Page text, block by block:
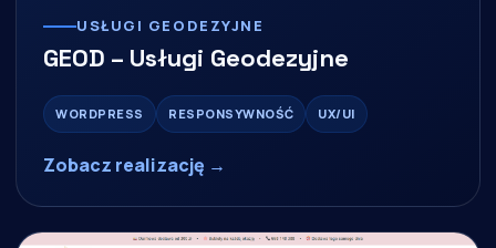
USŁUGI GEODEZYJNE
GEOD – Usługi Geodezyjne
WORDPRESS RESPONSYWNOŚĆ UX/UI
Zobacz realizację →